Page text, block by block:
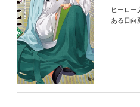
ヒーロー
ある日向